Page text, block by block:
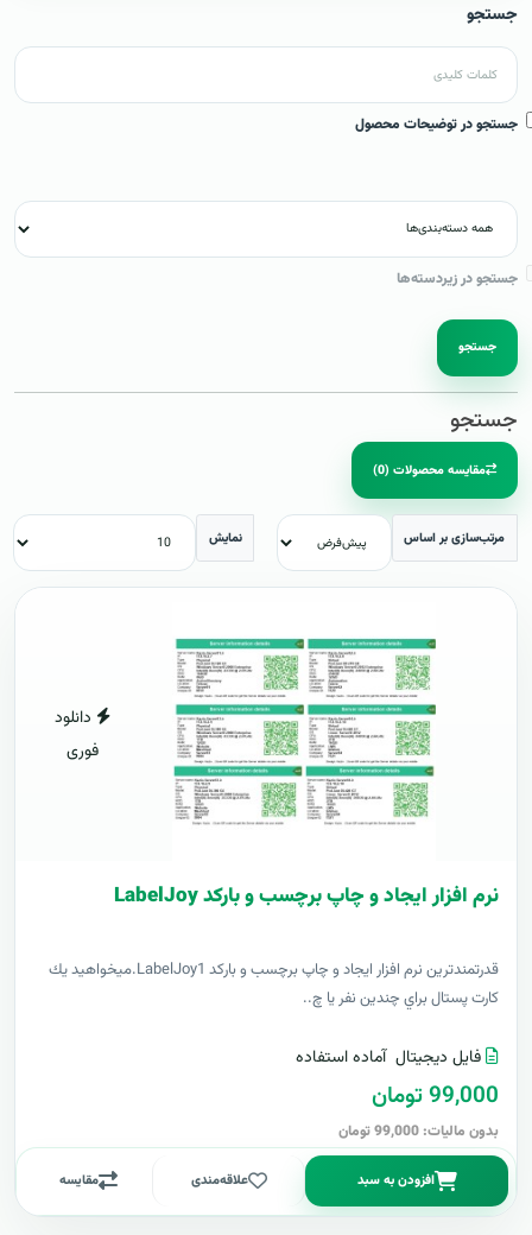
جستجو
جستجو در توضیحات محصول
جستجو در زیردسته‌ها
جستجو
جستجو
مقایسه محصولات (0)
مرتب‌سازی بر اساس نمایش
دانلود
فوری
نرم افزار ایجاد و چاپ برچسب و بارکد LabelJoy
قدرتمندترين نرم افزار ایجاد و چاپ برچسب و بارکد LabelJoy1.ميخواهيد يك
كارت پستال براي چندين نفر يا چ..
فایل دیجیتال آماده استفاده
99,000 تومان
بدون مالیات: 99,000 تومان
افزودن به سبد علاقه‌مندی مقایسه